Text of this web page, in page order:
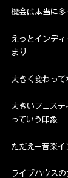
機会は本当に多
えっとインデ
まり
大きく変わっ
大きいフェス
っていう印象
ただえー音楽
ライブハウス